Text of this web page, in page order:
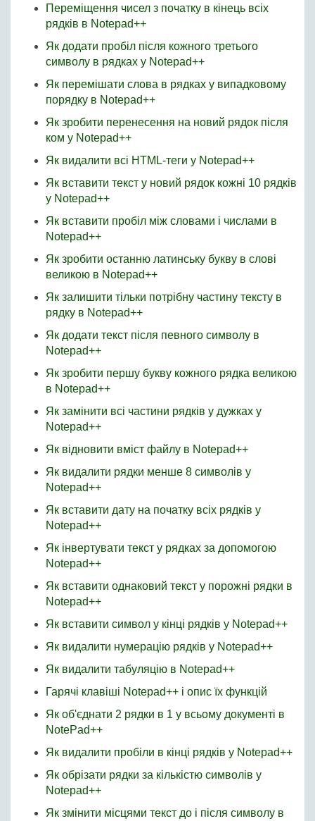
Переміщення чисел з початку в кінець всіх
рядків в Notepad++
Як додати пробіл після кожного третього
символу в рядках у Notepad++
Як перемішати слова в рядках у випадковому
порядку в Notepad++
Як зробити перенесення на новий рядок після
ком у Notepad++
Як видалити всі HTML-теги у Notepad++
Як вставити текст у новий рядок кожні 10 рядків
у Notepad++
Як вставити пробіл між словами і числами в
Notepad++
Як зробити останню латинську букву в слові
великою в Notepad++
Як залишити тільки потрібну частину тексту в
рядку в Notepad++
Як додати текст після певного символу в
Notepad++
Як зробити першу букву кожного рядка великою
в Notepad++
Як замінити всі частини рядків у дужках у
Notepad++
Як відновити вміст файлу в Notepad++
Як видалити рядки менше 8 символів у
Notepad++
Як вставити дату на початку всіх рядків у
Notepad++
Як інвертувати текст у рядках за допомогою
Notepad++
Як вставити однаковий текст у порожні рядки в
Notepad++
Як вставити символ у кінці рядків у Notepad++
Як видалити нумерацію рядків у Notepad++
Як видалити табуляцію в Notepad++
Гарячі клавіші Notepad++ і опис їх функцій
Як об'єднати 2 рядки в 1 у всьому документі в
NotePad++
Як видалити пробіли в кінці рядків у Notepad++
Як обрізати рядки за кількістю символів у
Notepad++
Як змінити місцями текст до і після символу в